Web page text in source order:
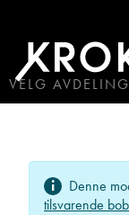
590
CTH
Alde
VELG AVDELING
ÅLESUND
Denne
tilsvarende